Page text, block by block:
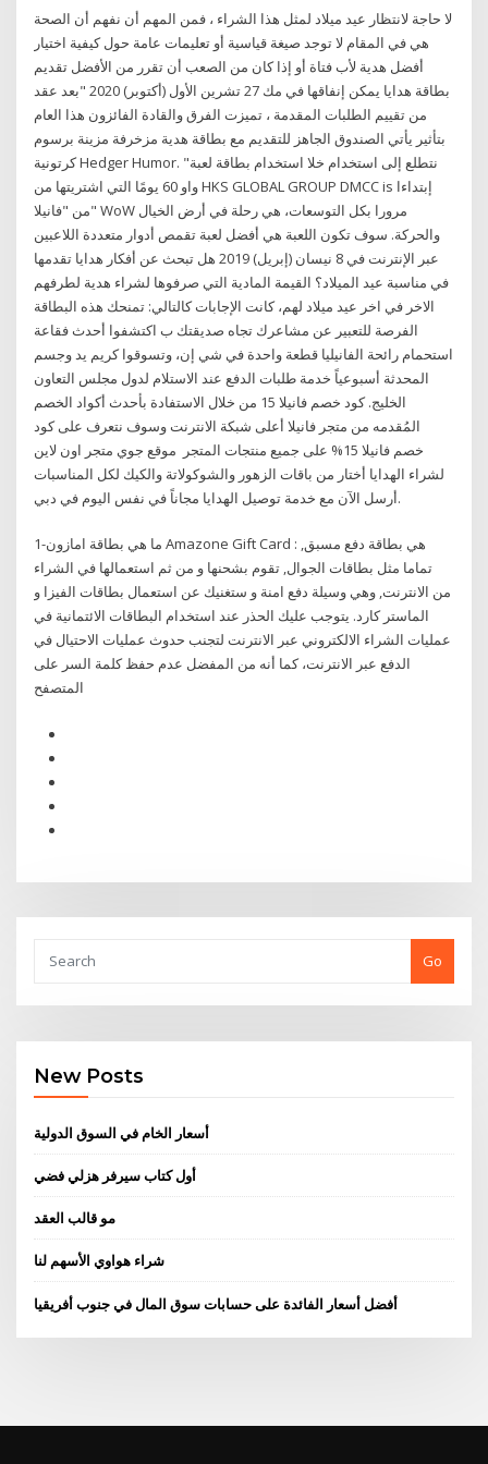
لا حاجة لانتظار عيد ميلاد لمثل هذا الشراء ، فمن المهم أن نفهم أن الصحة
هي في المقام لا توجد صيغة قياسية أو تعليمات عامة حول كيفية اختيار
أفضل هدية لأب فتاة أو إذا كان من الصعب أن تقرر من الأفضل تقديم
بطاقة هدايا يمكن إنفاقها في مك 27 تشرين الأول (أكتوبر) 2020 "بعد عقد
من تقييم الطلبات المقدمة ، تميزت الفرق والقادة الفائزون هذا العام
بتأثير يأتي الصندوق الجاهز للتقديم مع بطاقة هدية مزخرفة مزينة برسوم
كرتونية Hedger Humor. "نتطلع إلى استخدام خلا استخدام بطاقة لعبة
واو 60 يومًا التي اشتريتها من HKS GLOBAL GROUP DMCC is إبتداءا
من "فانيلا" WoW مرورا بكل التوسعات، هي رحلة في أرض الخيال
والحركة. سوف تكون اللعبة هي أفضل لعبة تقمص أدوار متعددة اللاعبين
عبر الإنترنت في 8 نيسان (إبريل) 2019 هل تبحث عن أفكار هدايا تقدمها
في مناسبة عيد الميلاد؟ القيمة المادية التي صرفوها لشراء هدية لطرفهم
الاخر في اخر عيد ميلاد لهم، كانت الإجابات كالتالي: تمنحك هذه البطاقة
الفرصة للتعبير عن مشاعرك تجاه صديقتك ب اكتشفوا أحدث فقاعة
استحمام رائحة الفانيليا قطعة واحدة في شي إن، وتسوقوا كريم يد وجسم
المحدثة أسبوعياً خدمة طلبات الدفع عند الاستلام لدول مجلس التعاون
الخليج. كود خصم فانيلا 15 من خلال الاستفادة بأحدث أكواد الخصم
المُقدمه من متجر فانيلا أعلى شبكة الانترنت وسوف نتعرف على كود
خصم فانيلا 15% على جميع منتجات المتجر موقع جوي متجر اون لاين
لشراء الهدايا أختار من باقات الزهور والشوكولاتة والكيك لكل المناسبات
أرسل الآن مع خدمة توصيل الهدايا مجاناً في نفس اليوم في دبي.
1-ما هي بطاقة امازون Amazone Gift Card : هي بطاقة دفع مسبق,
تماما مثل بطاقات الجوال, تقوم بشحنها و من ثم استعمالها في الشراء
من الانترنت, وهي وسيلة دفع امنة و ستغنيك عن استعمال بطاقات الفيزا و
الماستر كارد. يتوجب عليك الحذر عند استخدام البطاقات الائتمانية في
عمليات الشراء الالكتروني عبر الانترنت لتجنب حدوث عمليات الاحتيال في
الدفع عبر الانترنت، كما أنه من المفضل عدم حفظ كلمة السر على
المتصفح
Go
New Posts
أسعار الخام في السوق الدولية
أول كتاب سيرفر هزلي فضي
مو قالب العقد
شراء هواوي الأسهم لنا
أفضل أسعار الفائدة على حسابات سوق المال في جنوب أفريقيا